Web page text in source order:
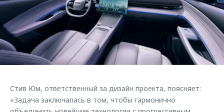
Страхование
Кредитный калькулятор
Аксессуары
Одежда и сувениры
Запчасти
Клиентская поддержка
O&J Автоклуб
Клуб владельцев OMODA
Приложение O&J
Одежда и сувениры
Обратная связь
Стив Юм, ответственный за дизайн проекта, поясняет:
«Задача заключалась в том, чтобы гармонично